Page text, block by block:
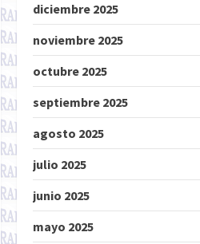
diciembre 2025
noviembre 2025
octubre 2025
septiembre 2025
agosto 2025
julio 2025
junio 2025
mayo 2025